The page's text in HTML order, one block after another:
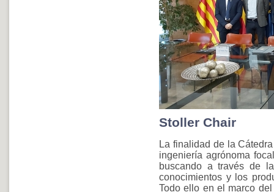
Stoller Chair
La finalidad de la
ingeniería agrónoma
buscando a través de
conocimientos y los
Todo ello en el marco